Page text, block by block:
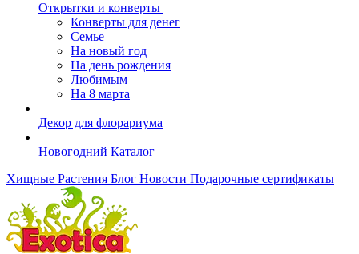
Открытки и конверты
Конверты для денег
Семье
На новый год
На день рождения
Любимым
На 8 марта
Декор для флорариума
Новогодний Каталог
Хищные Растения Блог Новости Подарочные сертификаты